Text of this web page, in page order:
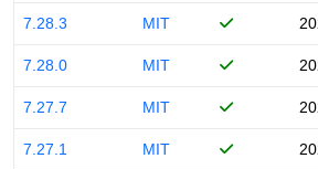
7.28.3 MIT
7.28.0 MIT
7.27.7 MIT
7.27.1 MIT